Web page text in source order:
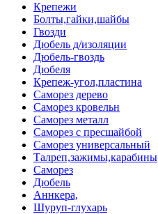
Крепежи
Болты,гайки,шайбы
Гвозди
Дюбель д/изоляции
Дюбель-гвоздь
Дюбеля
Крепеж-угол,пластина
Саморез дерево
Саморез кровельн
Саморез металл
Саморез с пресшайбой
Саморез универсальный
Талреп,зажимы,карабины
Саморез
Дюбель
Аннкера,
Шуруп-глухарь